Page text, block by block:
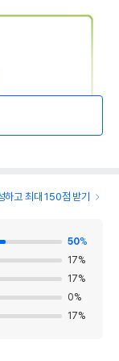
하고 최대 150점 받기
50%
17%
17%
0%
17%